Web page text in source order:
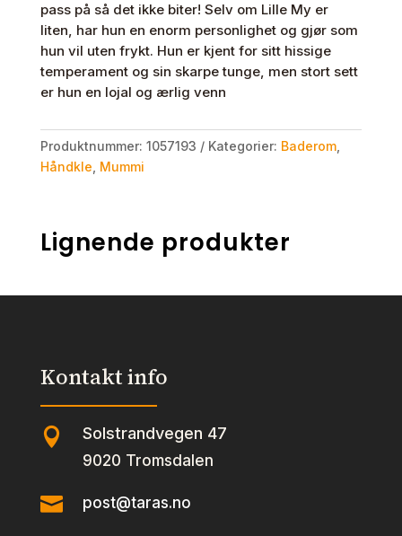
My
Rosa
antall
pass på så det ikke biter! Selv om Lille My er
liten, har hun en enorm personlighet og gjør som
hun vil uten frykt. Hun er kjent for sitt hissige
temperament og sin skarpe tunge, men stort sett
er hun en lojal og ærlig venn
Produktnummer: 1057193 Kategorier: Baderom,
Håndkle Mummi
Lignende produkter
Kontakt info
 Solstrandvegen 47
9020 Tromsdalen
 post@taras.no